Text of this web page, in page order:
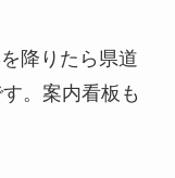
降りたら県道
。案内看板も